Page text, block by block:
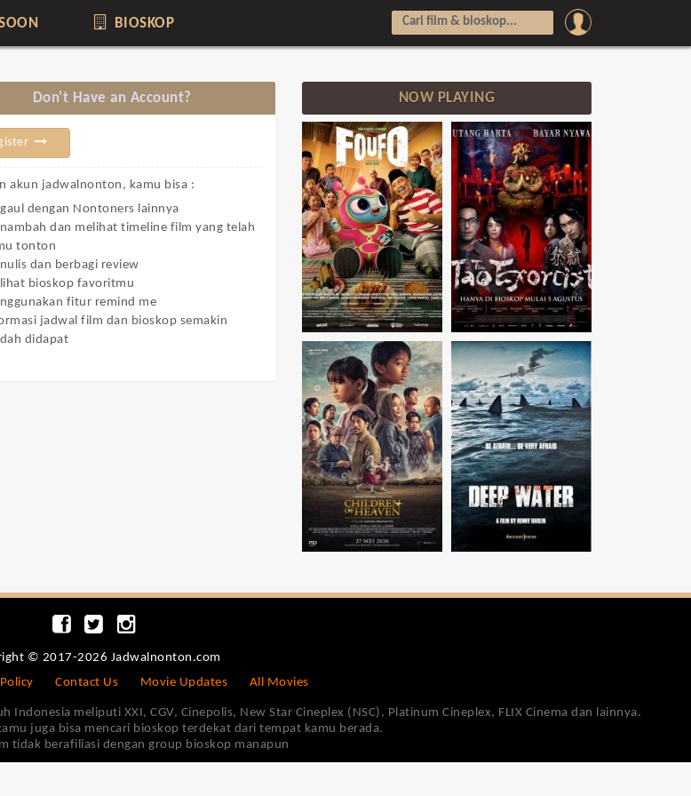
BIOSKOP
Don't Have an Account?
akun jadwalnonton, kamu bisa :
dengan Nontoners lainnya
dan melihat timeline film yang telah
tonton
dan berbagi review
bioskop favoritmu
fitur remind me
jadwal film dan bioskop semakin
didapat
NOW PLAYING
© 2017-2026 Jadwalnonton.com
Contact Us Movie Updates All Movies
meliputi XXI, CGV, Cinepolis, New Star Cineplex (NSC), Platinum Cineplex, FLIX Cinema dan lainnya.
juga bisa mencari bioskop terdekat dari tempat kamu berada.
tidak berafiliasi dengan group bioskop manapun